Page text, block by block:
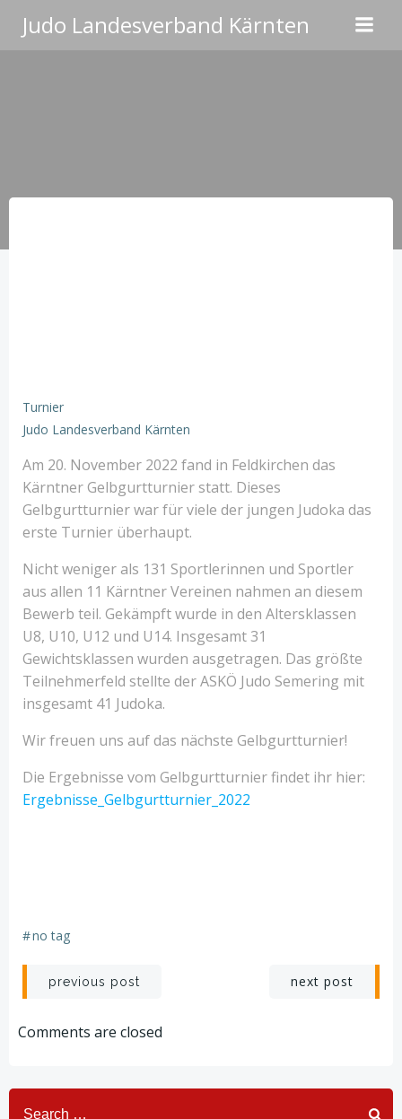
Inhalt
Judo Landesverband Kärnten
Turnier
Judo Landesverband Kärnten
Am 20. November 2022 fand in Feldkirchen das
Kärntner Gelbgurtturnier statt. Dieses
Gelbgurtturnier war für viele der jungen Judoka das
erste Turnier überhaupt.
Nicht weniger als 131 Sportlerinnen und Sportler
aus allen 11 Kärntner Vereinen nahmen an diesem
Bewerb teil. Gekämpft wurde in den Altersklassen
U8, U10, U12 und U14. Insgesamt 31
Gewichtsklassen wurden ausgetragen. Das größte
Teilnehmerfeld stellte der ASKÖ Judo Semering mit
insgesamt 41 Judoka.
Wir freuen uns auf das nächste Gelbgurtturnier!
Die Ergebnisse vom Gelbgurtturnier findet ihr hier:
Ergebnisse_Gelbgurtturnier_2022
#no tag
Post
navigation
previous post next post
Comments are closed
Search